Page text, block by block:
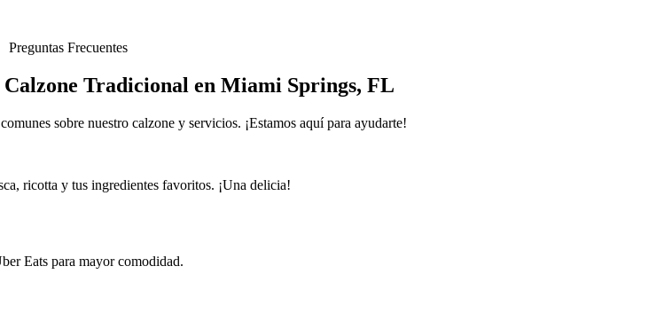
Preguntas Frecuentes
Calzone Tradicional en Miami Springs, FL
sobre nuestro calzone y servicios. ¡Estamos aquí para ayudarte!
ricotta y tus ingredientes favoritos. ¡Una delicia!
Eats para mayor comodidad.